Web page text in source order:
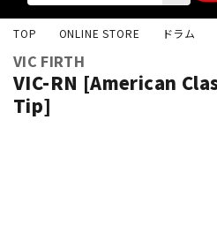
TOP ONLINE STORE ドラム
VIC FIRTH
VIC-RN [American
Tip]